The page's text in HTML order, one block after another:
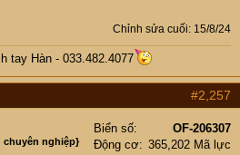
Chỉnh sửa cuối: 15/8/24
tay Hàn - 033.482.4077
#2,257
chuyên nghiệp}
Biển số
OF-206307
Động cơ
365,202 Mã lực